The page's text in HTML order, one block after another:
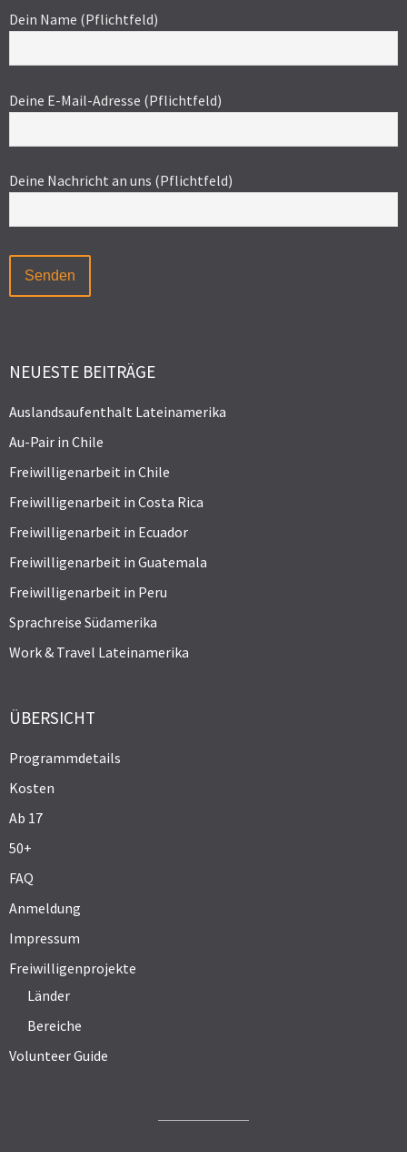
Dein Name (Pflichtfeld)
Deine E-Mail-Adresse (Pflichtfeld)
Deine Nachricht an uns (Pflichtfeld)
NEUESTE BEITRÄGE
Auslandsaufenthalt Lateinamerika
Au-Pair in Chile
Freiwilligenarbeit in Chile
Freiwilligenarbeit in Costa Rica
Freiwilligenarbeit in Ecuador
Freiwilligenarbeit in Guatemala
Freiwilligenarbeit in Peru
Sprachreise Südamerika
Work & Travel Lateinamerika
ÜBERSICHT
Programmdetails
Kosten
Ab 17
50+
FAQ
Anmeldung
Impressum
Freiwilligenprojekte
Länder
Bereiche
Volunteer Guide